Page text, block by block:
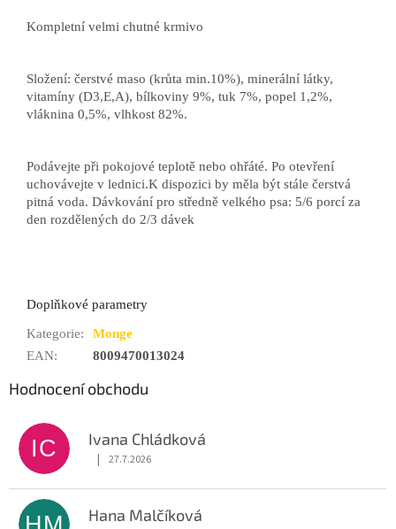
Kompletní velmi chutné krmivo
Složení: čerstvé maso (krůta min.10%), minerální látky,
vitamíny (D3,E,A), bílkoviny 9%, tuk 7%, popel 1,2%,
vláknina 0,5%, vlhkost 82%.
Podávejte při pokojové teplotě nebo ohřáté. Po otevření
uchovávejte v lednici.K dispozici by měla být stále čerstvá
pitná voda. Dávkování pro středně velkého psa: 5/6 porcí za
den rozdělených do 2/3 dávek
Doplňkové parametry
Kategorie:
Monge
EAN: 8009470013024
Hodnocení obchodu
IC Ivana Chládková
Hodnocení obchodu je 5 z 5 hvězdiček.
| 27.7.2026
Hana Malčíková